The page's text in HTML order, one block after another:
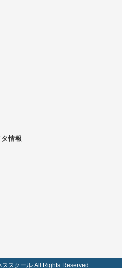
タ情報
スクール All Rights Reserved.